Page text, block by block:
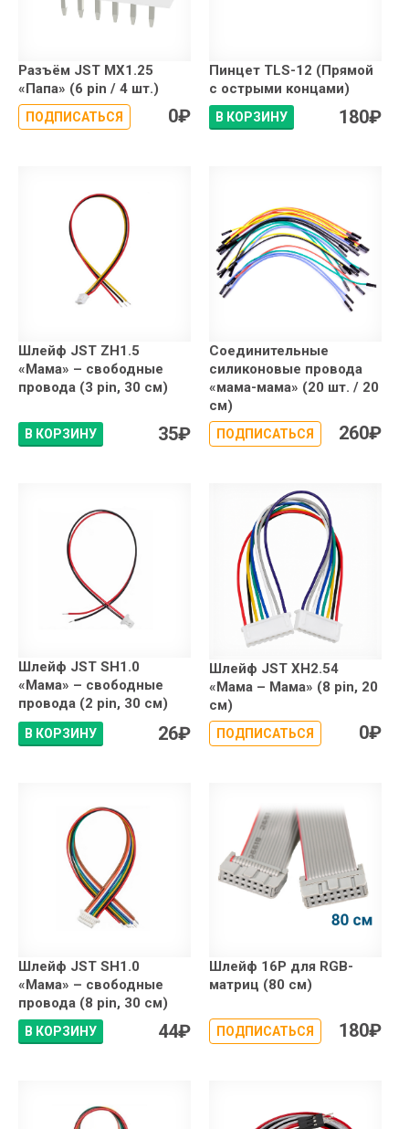
Разъём JST MX1.25
«Папа» (6 pin / 4 шт.)
ПОДПИСАТЬСЯ 0₽
Пинцет TLS-12 (Прямой
с острыми концами)
В КОРЗИНУ 180₽
Шлейф JST ZH1.5
«Мама» – свободные
провода (3 pin, 30 см)
В КОРЗИНУ 35₽
Соединительные
силиконовые провода
«мама-мама» (20 шт. / 20
см)
ПОДПИСАТЬСЯ 260₽
Шлейф JST SH1.0
«Мама» – свободные
провода (2 pin, 30 см)
В КОРЗИНУ 26₽
Шлейф JST XH2.54
«Мама – Мама» (8 pin, 20
см)
ПОДПИСАТЬСЯ 0₽
Шлейф JST SH1.0
«Мама» – свободные
провода (8 pin, 30 см)
В КОРЗИНУ 44₽
Шлейф 16P для RGB-
матриц (80 см)
ПОДПИСАТЬСЯ 180₽